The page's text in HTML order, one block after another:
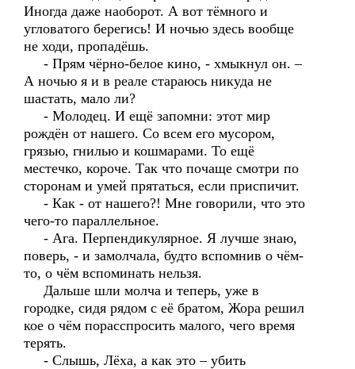
Иногда даже наоборот. А вот тёмного и
угловатого берегись! И ночью здесь вообще
не ходи, пропадёшь.
- Прям чёрно-белое кино, - хмыкнул он. –
А ночью я и в реале стараюсь никуда не
шастать, мало ли?
- Молодец. И ещё запомни: этот мир
рождён от нашего. Со всем его мусором,
грязью, гнилью и кошмарами. То ещё
местечко, короче. Так что почаще смотри по
сторонам и умей прятаться, если приспичит.
- Как - от нашего?! Мне говорили, что это
чего-то параллельное.
- Ага. Перпендикулярное. Я лучше знаю,
поверь, - и замолчала, будто вспомнив о чём-
то, о чём вспоминать нельзя.
Дальше шли молча и теперь, уже в
городке, сидя рядом с её братом, Жора решил
кое о чём порасспросить малого, чего время
терять.
- Слышь, Лёха, а как это – убить